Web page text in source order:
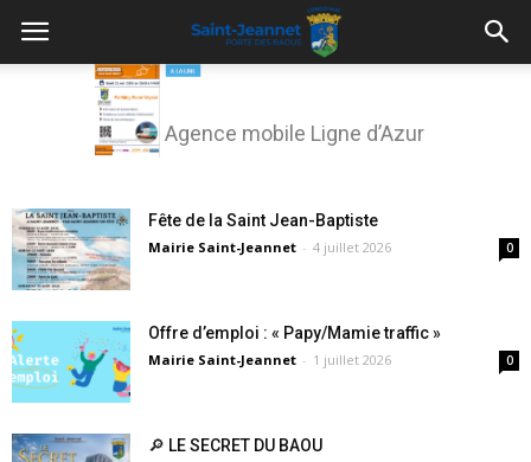
Agence mobile Ligne d’Azur
Fête de la Saint Jean-Baptiste
Mairie Saint-Jeannet - 4 juillet 2026 0
Offre d’emploi : « Papy/Mamie traffic »
Mairie Saint-Jeannet - 1 juillet 2026 0
🔎 LE SECRET DU BAOU